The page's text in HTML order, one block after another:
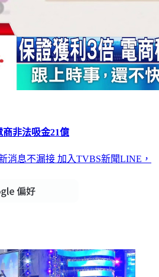
非法吸金21億
消息不漏接 加入TVBS新聞LINE，